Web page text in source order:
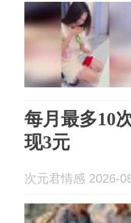
每月最多10
现3元
次元君情感 2026-